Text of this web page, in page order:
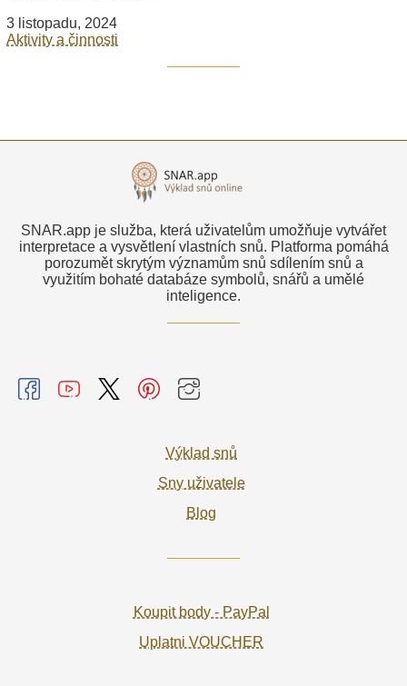
3 listopadu, 2024
Aktivity a činnosti
SNAR.app je služba, která uživatelům umožňuje vytvářet
interpretace a vysvětlení vlastních snů. Platforma pomáhá
porozumět skrytým významům snů sdílením snů a
využitím bohaté databáze symbolů, snářů a umělé
inteligence.
Výklad snů
Sny uživatele
Blog
Koupit body - PayPal
Uplatni VOUCHER